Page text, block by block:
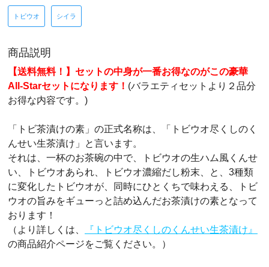
トビウオ シイラ
商品説明
【送料無料！】セットの中身が一番お得なのがこの豪華
All-Starセットになります！ (バラエティセットより２品分
お得な内容です。)
「トビ茶漬けの素」の正式名称は、「トビウオ尽くしのく
んせい生茶漬け」と言います。
それは、一杯のお茶碗の中で、トビウオの生ハム風くんせ
い、トビウオあられ、トビウオ濃縮だし粉末、と、3種類
に変化したトビウオが、同時にひとくちで味わえる、トビ
ウオの旨みをギューっと詰め込んだお茶漬けの素となって
おります！
（より詳しくは、
『トビウオ尽くしのくんせい生茶漬け』
の商品紹介ページをご覧ください。）